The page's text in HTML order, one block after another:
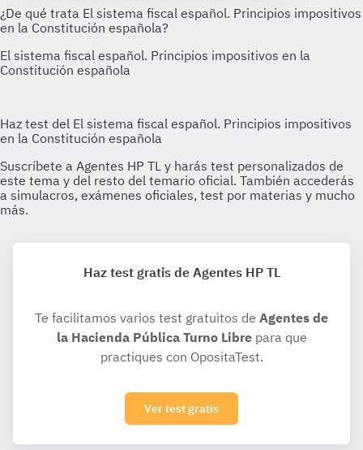
Haz test gratis de Agentes HP TL
Te facilitamos varios test gratuitos de Agentes de
la Hacienda Pública Turno Librepara que
practiques con OpositaTest.
Ver test gratis